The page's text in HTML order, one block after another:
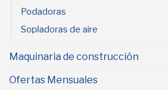
Podadoras
Sopladoras de aire
Maquinaria de construcción
Ofertas Mensuales